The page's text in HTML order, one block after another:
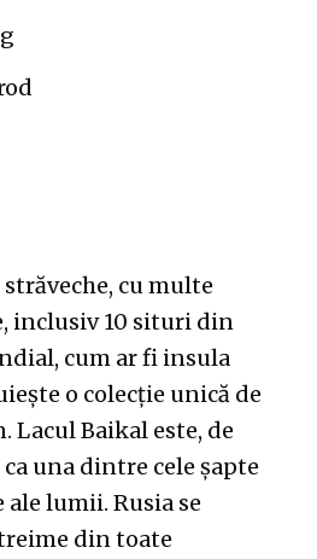
străveche, cu multe
inclusiv 10 situri din
cum ar fi insula
o colecție unică de
Lacul Baikal este, de
una dintre cele șapte
lumii. Rusia se
din toate